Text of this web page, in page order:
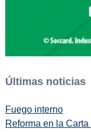
Últimas noticias
Fuego interno
Reforma en la